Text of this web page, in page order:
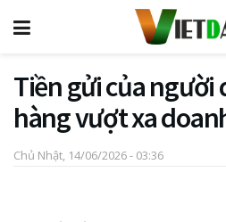
Tiền gửi của người
hàng vượt xa
Chủ Nhật, 14/06/2026 - 03:36